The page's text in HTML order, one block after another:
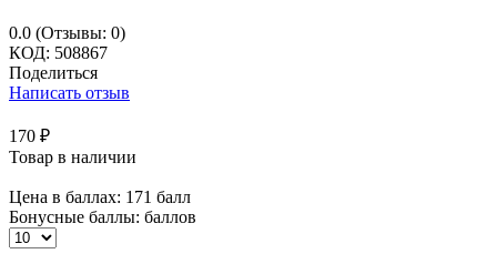
0.0 (Отзывы: 0)
КОД: 508867
Поделиться
Написать отзыв
170 ₽
Товар в наличии
Цена в баллах: 171 балл
Бонусные баллы: баллов